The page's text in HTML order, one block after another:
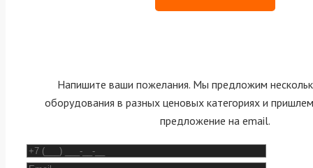
Напишите ваши пожелания. Мы предложим
оборудования в разных ценовых категориях и
предложение на email.